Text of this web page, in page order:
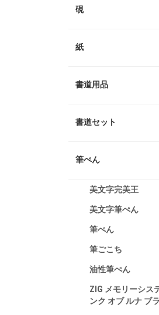
硯
紙
書道用品
書道セット
筆ぺん
美文字完美王
美文字筆ぺん
筆ぺん
筆ごこち
油性筆ぺん
ZIG メモリーシス
ンク オブ ルナ ブ